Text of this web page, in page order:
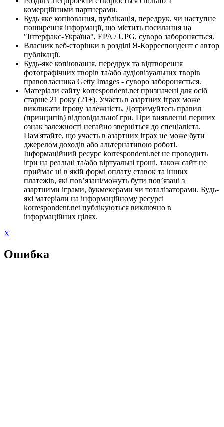
комерційними партнерами.
Будь яке копіювання, публікація, передрук, чи наступне
поширення інформації, що містить посилання на
"Інтерфакс-Україна", EPA / UPG, суворо забороняється.
Власник веб-сторінки в розділі Я-Корреспондент є автор
публікації.
Будь-яке копіювання, передрук та відтворення
фотографічних творів та/або аудіовізуальних творів
правовласника Getty Images - суворо забороняється.
Матеріали сайту korrespondent.net призначені для осіб
старше 21 року (21+). Участь в азартних іграх може
викликати ігрову залежність. Дотримуйтесь правил
(принципів) відповідальної гри. При виявленні перших
ознак залежності негайно зверніться до спеціаліста.
Пам'ятайте, що участь в азартних іграх не може бути
джерелом доходів або альтернативою роботі.
Інформаційний ресурс korrespondent.net не проводить
ігри на реальні та/або віртуальні гроші, також сайт не
приймає ні в якій формі оплату ставок та інших
платежів, які пов’язані/можуть бути пов’язані з
азартними іграми, букмекерами чи тоталізаторами. Будь-
які матеріали на інформаційному ресурсі
korrespondent.net публікуються виключно в
інформаційних цілях.
X
Ошибка